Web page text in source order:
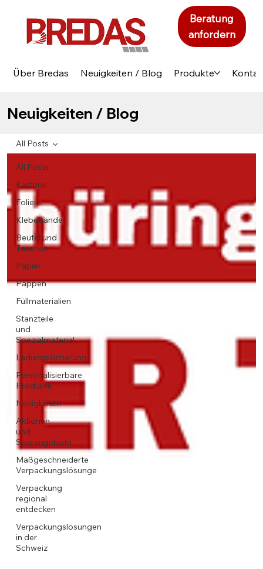
Über Bredas Neuigkeiten / Blog Produkte
Beratung
anfordern
Neuigkeiten / Blog
All Posts
Kartons
Folien
Klebebänder
Beutel und
Taschen
Papier
Pappen
Füllmaterialien
Stanzteile
und
Spezialmaterial
Ladungssicherung
Personalisierbare
Produkte
Neuigkeiten
Aktionen
und
Sparangebote
Maßgeschneiderte
Verpackungslösunge
Verpackung
regional
entdecken
Verpackungslösungen
in der
Schweiz
All Posts